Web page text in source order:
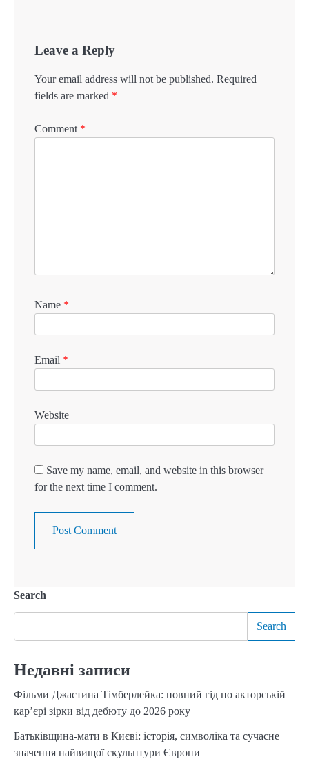
Leave a Reply
Your email address will not be published. Required
fields are marked *
Comment *
Name *
Email *
Website
Save my name, email, and website in this browser
for the next time I comment.
Search
Search
Недавні записи
Фільми Джастина Тімберлейка: повний гід по акторській
кар’єрі зірки від дебюту до 2026 року
Батьківщина-мати в Києві: історія, символіка та сучасне
значення найвищої скульптури Європи